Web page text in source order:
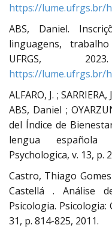
https://lume.ufrgs.br/
ABS, Daniel.
linguagens,
UFRGS,
https://lume.ufrgs.br/
ALFARO, J. ; SARRIERA,
ABS, Daniel ;
del Índice de
lengua española
Psychologica, v. 13, p.
Castro, Thiago
Castellá . Análise
Psicologia.
31, p. 814-825, 2011.